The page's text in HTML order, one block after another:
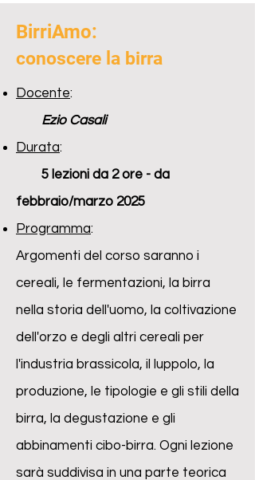
BirriAmo:
conoscere la birra
Docente:
Ezio Casali
Durata:
5 lezioni da 2 ore - da
febbraio/marzo 2025
Programma:
Argomenti del corso saranno i
cereali, le fermentazioni, la birra
nella storia dell'uomo, la coltivazione
dell'orzo e degli altri cereali per
l'industria brassicola, il luppolo, la
produzione, le tipologie e gli stili della
birra, la degustazione e gli
abbinamenti cibo-birra. Ogni lezione
sarà suddivisa in una parte teorica